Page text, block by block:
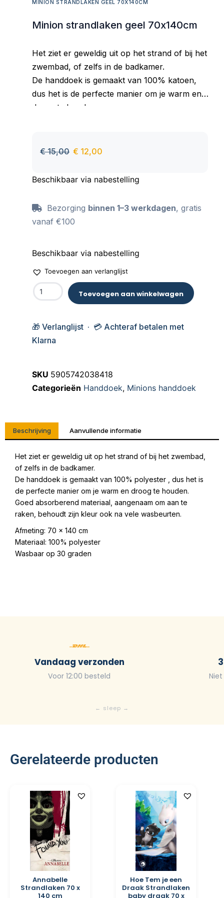
MINION STRANDLAKEN GEEL 70X140CM
Minion strandlaken geel 70x140cm
Het ziet er geweldig uit op het strand of bij het
zwembad, of zelfs in de badkamer.
De handdoek is gemaakt van 100% katoen,
dus het is de perfecte manier om je warm en
droog te houden.
wasbeurten.
€15,00 € 12,00
Beschikbaar via nabestelling
Bezorging binnen 1–3 werkdagen, gratis
vanaf €100
Beschikbaar via nabestelling
Toevoegen aan verlanglijst
Toevoegen aan winkelwagen
🎁 Verlanglijst · 💳 Achteraf betalen met
Klarna
SKU 5905742038418
Categorieën Handdoek, Minions handdoek
Beschrijving Aanvullende informatie
Het ziet er geweldig uit op het strand of bij het zwembad,
of zelfs in de badkamer.
De handdoek is gemaakt van 100% polyester , dus het is
de perfecte manier om je warm en droog te houden.
Goed absorberend materiaal, aangenaam om aan te
raken, behoudt zijn kleur ook na vele wasbeurten.
Afmeting: 70 x 140 cm
Materiaal: 100% polyester
Wasbaar op 30 graden
Vandaag verzonden
Voor 12:00 besteld
Gerelateerde producten
Annabelle
Strandlaken 70 x
140 cm
Hoe Tem je een
Draak Strandlaken
baby draak 70 x